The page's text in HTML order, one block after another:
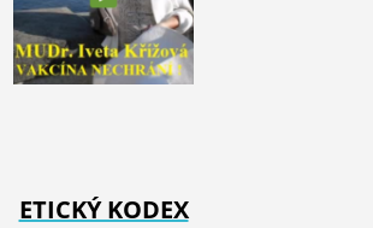
ETICKÝ KODEX